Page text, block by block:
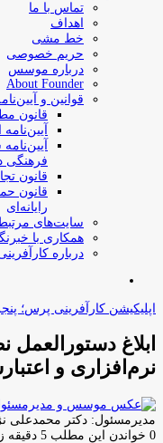
تماس با ما
اهداف
خط مشی
حریم خصوصی
درباره موسس
About Founder
قوانین و
‌قانون
فرهنگی
قانون
قانون
رایانه‌ای
سایت‌های
همکاری با
درباره
اپلیکیشن کارآفرینی پرس؛
ابلاغ
نرم‌افزاری و
مدیرمسئول: دکتر محمدعلی
0 خواندن این مطلب 5 دقیقه زمان میبرد